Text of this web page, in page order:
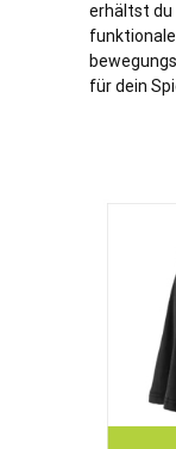
erhältst du
für dein